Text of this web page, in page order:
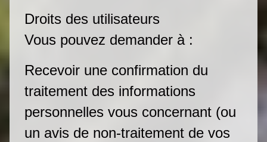
Droits des utilisateurs
Vous pouvez demander à :
Recevoir une confirmation du
traitement des informations
personnelles vous concernant (ou
un avis de non-traitement de vos